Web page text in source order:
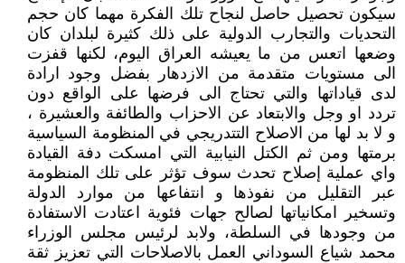
سيكون تحصيل حاصل لنجاح تلك الفكرة مهما كان حجم
التحديات والتجارب الدولية على ذلك كثيرة لبلدان كان
وضعها اتعس من ما يعيشه العراق اليوم، لكنها قفزت
الى مستويات متقدمة من الازدهار بفضل وجود ارادة
لدى قياداتها والتي تحتاج الى فرضها على الواقع دون
تردد او وجل والابتعاد عن الاحزاب والطائفة والعشيرة ،
و لا بد لها من الاصلاح التتدريجي في المنظومة السياسية
برمتها ومن ثم الكتل النيابية التي امسكت دفة القيادة
واي عملية إصلاح تحدث سوف تؤثر على تلك المنظومة
عبر التقليل من نفوذها و انتفاعها من موارد الدولة
وتسخير امكانياتها لصالح جهات فئوية اعتادت الاستفادة
من وجودها في السلطة، ولابد لرئيس مجلس الوزراء
محمد شياع السوداني العمل بالاصلاحات التي تعزيز ثقة